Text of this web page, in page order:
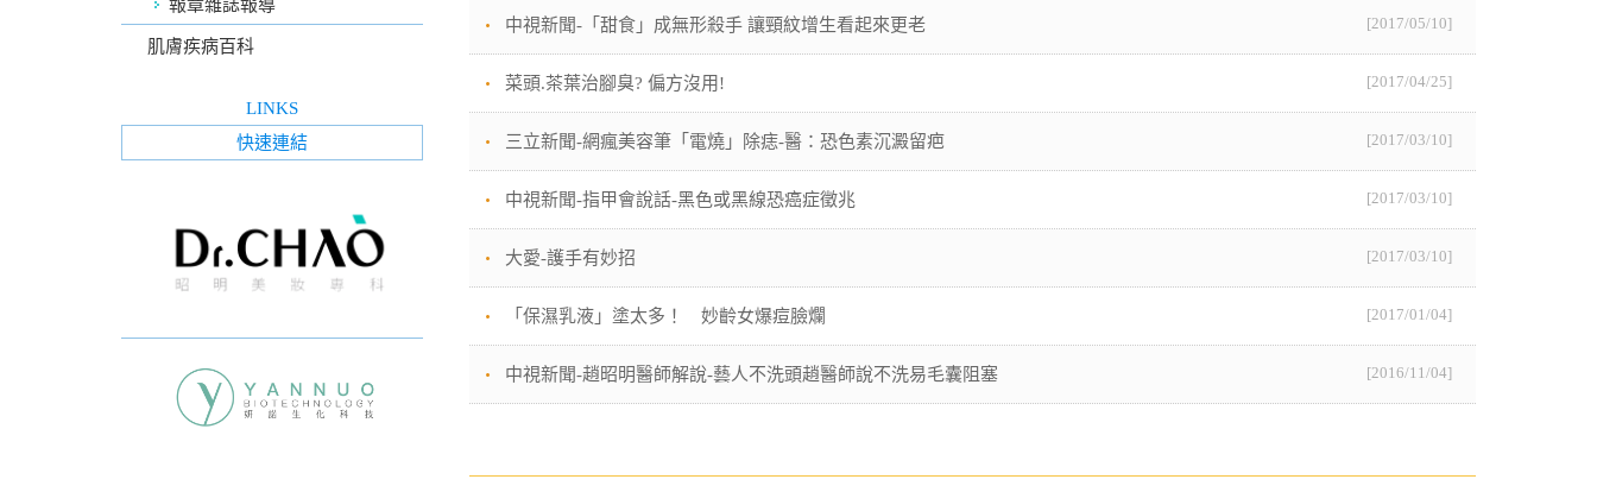
報章雜誌報導
肌膚疾病百科
LINKS
快速連結
中視新聞-「甜食」成無形殺手 讓頸紋增生看起來更老 [2017/05/10]
菜頭.茶葉治腳臭? 偏方沒用! [2017/04/25]
三立新聞-網瘋美容筆「電燒」除痣-醫：恐色素沉澱留疤 [2017/03/10]
中視新聞-指甲會說話-黑色或黑線恐癌症徵兆 [2017/03/10]
大愛-護手有妙招 [2017/03/10]
「保濕乳液」塗太多！ 妙齡女爆痘臉爛 [2017/01/04]
中視新聞-趙昭明醫師解說-藝人不洗頭趙醫師說不洗易毛囊阻塞 [2016/11/04]